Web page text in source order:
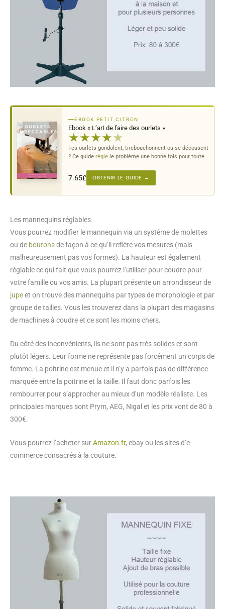
EBOOK PETIT CITRON
Ebook « L’art de faire des ourlets »
★★★★★
Tes ourlets gondolent, tirebouchonnent ou se décousent
? Ce guide règle le problème une bonne fois pour toutes
7.65£ OBTENIR LE GUIDE →
Les mannequins réglables
Vous pourrez modifier le mannequin via un système de molettes
ou de boutonsde façon à ce qu’il reflète vos mesures (mais
malheureusement pas vos formes). La hauteur est également
réglable ce qui fait que vous pourrez l’utiliser pour coudre pour
votre famille ou vos amis. La plupart présente un arrondisseur de
jupeet on trouve des mannequins par types de morphologie et par
groupe de tailles. Vous les trouverez dans la plupart des magasins
de machines à coudre et ce sont les moins chers.
Du côté des inconvénients, ils ne sont pas très solides et sont
plutôt légers. Leur forme ne représente pas forcément un corps de
femme. La poitrine est menue et il n’y a parfois pas de différence
marquée entre la poitrine et la taille. Il faut donc parfois les
rembourrer pour s’approcher au mieux d’un modèle réaliste. Les
principales marques sont Prym, AEG, Nigal et les prix vont de 80 à
300€.
Vous pourrez l’acheter surAmazon.fr, ebay ou les sites d’e-
commerce consacrés à la couture.